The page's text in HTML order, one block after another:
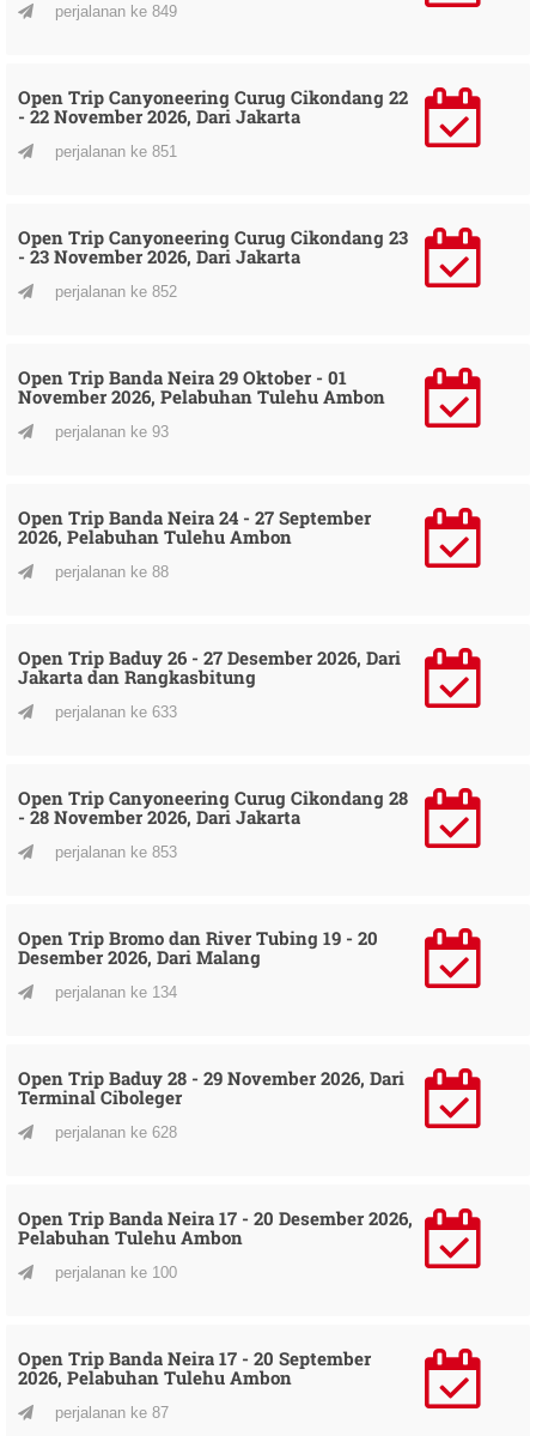
perjalanan ke 849
Open Trip Canyoneering Curug Cikondang 22
- 22 November 2026, Dari Jakarta
perjalanan ke 851
Open Trip Canyoneering Curug Cikondang 23
- 23 November 2026, Dari Jakarta
perjalanan ke 852
Open Trip Banda Neira 29 Oktober - 01
November 2026, Pelabuhan Tulehu Ambon
perjalanan ke 93
Open Trip Banda Neira 24 - 27 September
2026, Pelabuhan Tulehu Ambon
perjalanan ke 88
Open Trip Baduy 26 - 27 Desember 2026, Dari
Jakarta dan Rangkasbitung
perjalanan ke 633
Open Trip Canyoneering Curug Cikondang 28
- 28 November 2026, Dari Jakarta
perjalanan ke 853
Open Trip Bromo dan River Tubing 19 - 20
Desember 2026, Dari Malang
perjalanan ke 134
Open Trip Baduy 28 - 29 November 2026, Dari
Terminal Ciboleger
perjalanan ke 628
Open Trip Banda Neira 17 - 20 Desember 2026,
Pelabuhan Tulehu Ambon
perjalanan ke 100
Open Trip Banda Neira 17 - 20 September
2026, Pelabuhan Tulehu Ambon
perjalanan ke 87